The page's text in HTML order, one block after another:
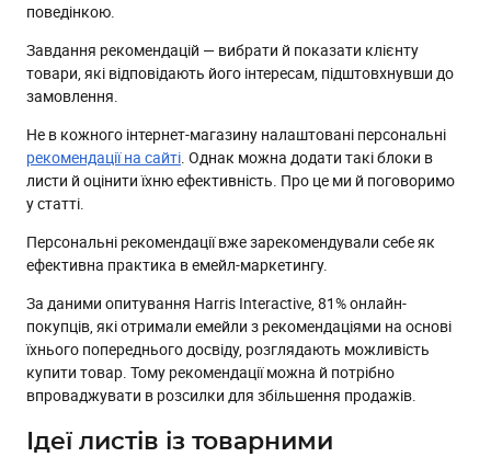
Підстановка персональних рекомендацій за допомогою
Формування персональних рекомендацій за допомогою
поведінкою.
Завдання рекомендацій — вибрати й показати клієнту
товари, які відповідають його інтересам, підштовхнувши до
замовлення.
Не в кожного інтернет-магазину налаштовані персональні
рекомендації на сайті. Однак можна додати такі блоки в
листи й оцінити їхню ефективність. Про це ми й поговоримо
у статті.
Персональні рекомендації вже зарекомендували себе як
ефективна практика в емейл-маркетингу.
За даними опитування Harris Interactive, 81% онлайн-
покупців, які отримали емейли з рекомендаціями на основі
їхнього попереднього досвіду, розглядають можливість
купити товар. Тому рекомендації можна й потрібно
впроваджувати в розсилки для збільшення продажів.
Ідеї листів із товарними